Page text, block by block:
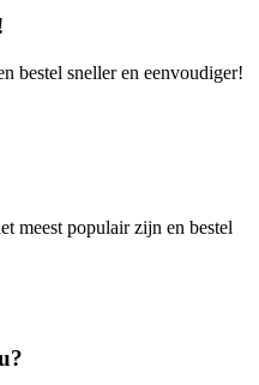
bestel sneller en eenvoudiger!
meest populair zijn en bestel